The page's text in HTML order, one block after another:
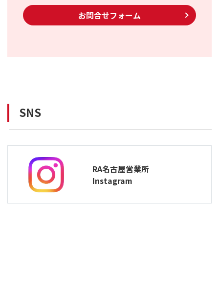
お問合せフォーム
SNS
RA名古屋営業所
Instagram